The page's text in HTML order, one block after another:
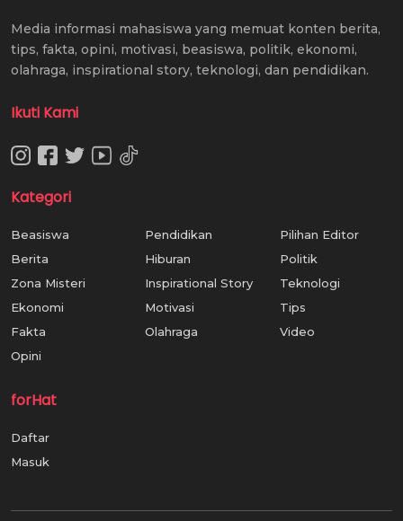
Media informasi mahasiswa yang memuat konten berita,
tips, fakta, opini, motivasi, beasiswa, politik, ekonomi,
olahraga, inspirational story, teknologi, dan pendidikan.
Ikuti Kami
Kategori
Beasiswa
Berita
Zona Misteri
Ekonomi
Fakta
Opini
Pendidikan
Hiburan
Inspirational Story
Motivasi
Olahraga
Pilihan Editor
Politik
Teknologi
Tips
Video
forHat
Daftar
Masuk